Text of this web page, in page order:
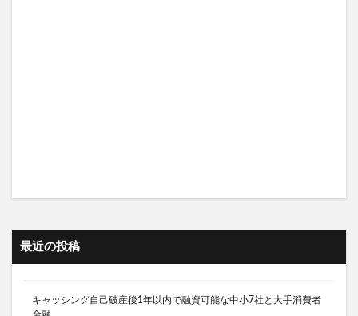
キャッシング自己破産後1年以内で融資可能な中小7社と大手消費者
金融
キャッシング独自審査の中小7社と大手全国対応で即日借入が可能。